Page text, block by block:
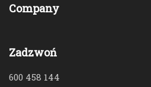
Company
Zadzwoń
600 458 144